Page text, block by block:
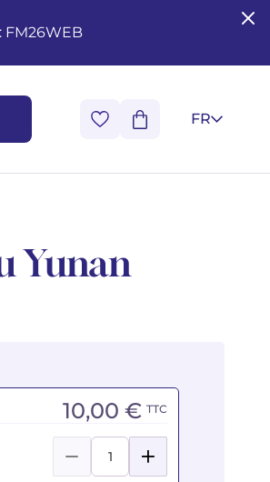
FM26WEB
FR
Yunan
10,00 € TTC